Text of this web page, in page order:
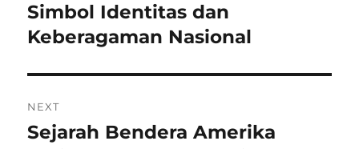
post:
Simbol Identitas dan
Keberagaman Nasional
NEXT
Next
Sejarah Bendera Amerika